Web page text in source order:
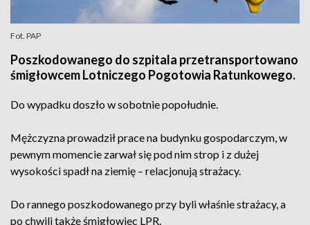
Fot. PAP
Poszkodowanego do szpitala przetransportowano
śmigłowcem Lotniczego Pogotowia Ratunkowego.
Do wypadku doszło w sobotnie popołudnie.
Mężczyzna prowadził prace na budynku gospodarczym, w
pewnym momencie zarwał się pod nim strop i z dużej
wysokości spadł na ziemię – relacjonują strażacy.
Do rannego poszkodowanego przy byli właśnie strażacy, a
po chwili także śmigłowiec LPR.